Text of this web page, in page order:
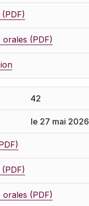
orales (PDF)
42
le 27 mai 2026
orales (PDF)